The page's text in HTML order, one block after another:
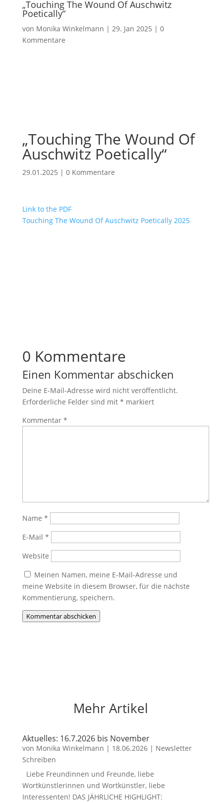
„Touching The Wound Of Auschwitz
Poetically“
von Monika Winkelmann | 29. Jan 2025 | 0
Kommentare
„Touching The Wound Of
Auschwitz Poetically“
29.01.2025 | 0 Kommentare
Link to the PDF
Touching The Wound Of Auschwitz Poetically 2025
0 Kommentare
Einen Kommentar abschicken
Deine E-Mail-Adresse wird nicht veröffentlicht.
Erforderliche Felder sind mit * markiert
Kommentar *
Name *
E-Mail *
Website
Meinen Namen, meine E-Mail-Adresse und
meine Website in diesem Browser, für die nächste
Kommentierung, speichern.
Kommentar abschicken
Mehr Artikel
Aktuelles: 16.7.2026 bis November
von Monika Winkelmann | 18.06.2026| Newsletter
Schreiben
Liebe Freundinnen und Freunde, liebe
Wortkünstlerinnen und Wortkünstler, liebe
Interessenten! DAS JÄHRLICHE HIGHLIGHT: